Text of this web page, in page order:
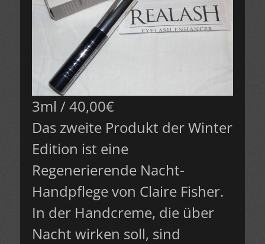
3ml / 40,00€
Das zweite Produkt der Winter
Edition ist eine
Regenerierende Nacht-
Handpflege von Claire Fisher.
In der Handcreme, die über
Nacht wirken soll, sind